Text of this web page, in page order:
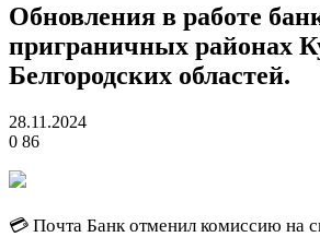
Обновления в работе
приграничных районах
Белгородских областей.
28.11.2024
0 86
💳 Почта Банк отменил комиссию на